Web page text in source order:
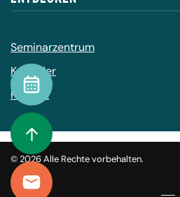
Kontakt
To Top
Kalender
Seminarzentrum
Kalender
Kontakt
©2026Alle Rechte vorbehalten.